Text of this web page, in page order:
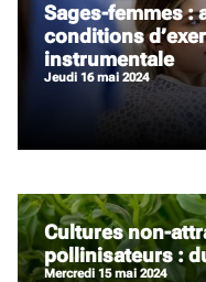
Sages-femmes :
conditions
instrumentale
jeudi 16 mai 2024
Cultures non-
pollinisateurs :
mercredi 15 mai 2024